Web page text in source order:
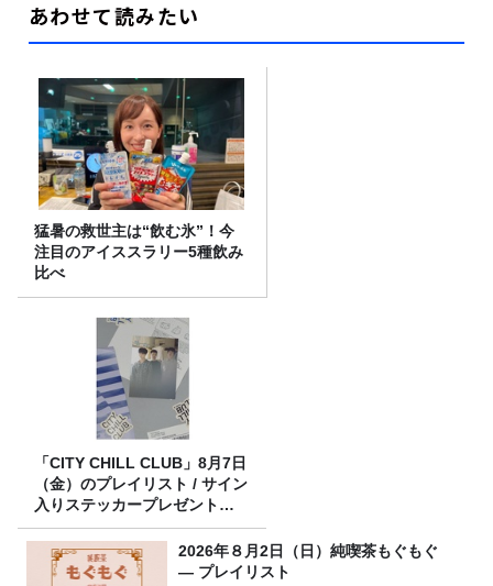
あわせて読みたい
猛暑の救世主は“飲む氷”！今
注目のアイススラリー5種飲み
比べ
「CITY CHILL CLUB」8月7日
（金）のプレイリスト / サイン
入りステッカープレゼント有
り
2026年８月2日（日）純喫茶もぐもぐ
― プレイリスト